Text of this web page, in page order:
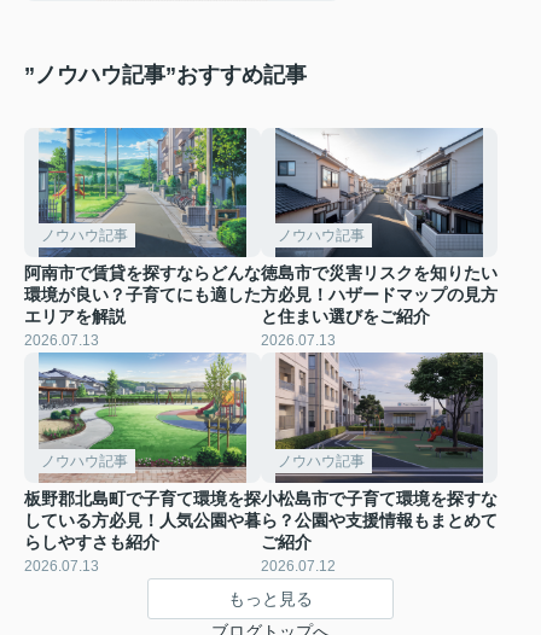
”ノウハウ記事”おすすめ記事
ノウハウ記事
阿南市で賃貸を探すならどんな
環境が良い？子育てにも適した
エリアを解説
2026.07.13
ノウハウ記事
徳島市で災害リスクを知りたい
方必見！ハザードマップの見方
と住まい選びをご紹介
2026.07.13
ノウハウ記事
板野郡北島町で子育て環境を探
している方必見！人気公園や暮
らしやすさも紹介
2026.07.13
ノウハウ記事
小松島市で子育て環境を探すな
ら？公園や支援情報もまとめて
ご紹介
2026.07.12
もっと見る
ブログトップへ